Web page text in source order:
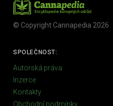
© Copyright Cannapedia 2026
SPOLEČNOST:
Autorská práva
Inzerce
Kontakty
Obchodní podmínky